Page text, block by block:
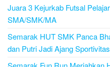
Juara 3 Kejurkab Futsal
SMA/SMK/MA
Semarak HUT SMK Panca
dan Putri Jadi Ajang Sportivitas